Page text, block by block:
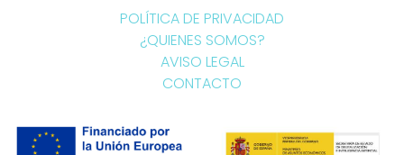
POLÍTICA DE PRIVACIDAD
¿QUIENES SOMOS?
AVISO LEGAL
CONTACTO